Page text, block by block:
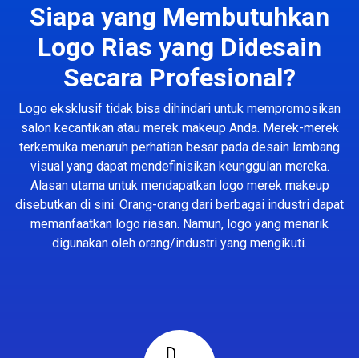
Siapa yang Membutuhkan
Logo Rias yang Didesain
Secara Profesional?
Logo eksklusif tidak bisa dihindari untuk mempromosikan
salon kecantikan atau merek makeup Anda. Merek-merek
terkemuka menaruh perhatian besar pada desain lambang
visual yang dapat mendefinisikan keunggulan mereka.
Alasan utama untuk mendapatkan logo merek makeup
disebutkan di sini. Orang-orang dari berbagai industri dapat
memanfaatkan logo riasan. Namun, logo yang menarik
digunakan oleh orang/industri yang mengikuti.